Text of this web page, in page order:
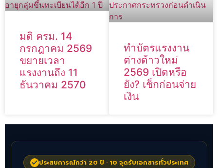
มติ ครม. 14
กรกฎาคม 2569
ขยายเวลา
แรงงานถึง 11
ธันวาคม 2570
ทำบัตรแรงงาน
ต่างด้าวใหม่
2569 เปิดหรือ
ยัง? เช็กก่อนจ่าย
เงิน
ประสบการณ์กว่า 20 ปี · 10 จุดรับเอกสารทั่วประเทศ